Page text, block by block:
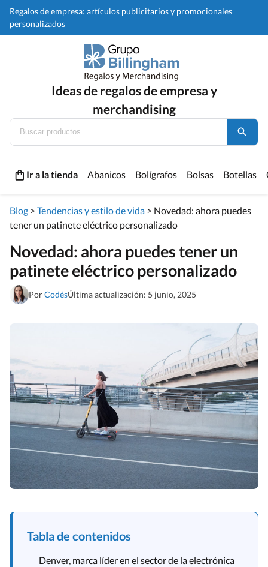
Regalos de empresa: artículos publicitarios y promocionales
personalizados
Ideas de regalos de empresa y
merchandising
Ir a la tienda Abanicos Bolígrafos Bolsas Botellas
Blog > Tendencias y estilo de vida > Novedad: ahora puedes
tener un patinete eléctrico personalizado
Novedad: ahora puedes tener un
patinete eléctrico personalizado
PorCodésÚltima actualización: 5 junio, 2025
Tabla de contenidos
Denver, marca líder en el sector de la electrónica